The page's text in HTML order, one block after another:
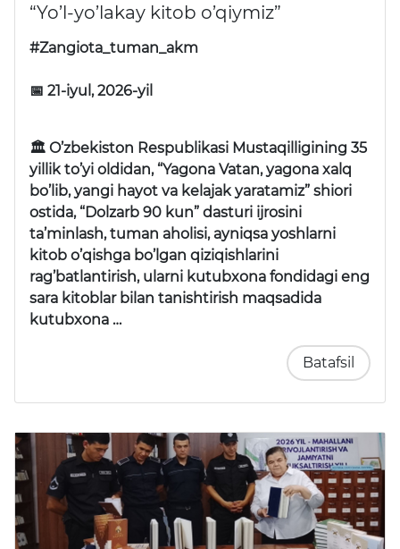
“Yo’l-yo’lakay kitob o’qiymiz”
#Zangiota_tuman_akm
📅 21-iyul, 2026-yil
🏛 O’zbekiston Respublikasi Mustaqilligining 35
yillik to’yi oldidan, “Yagona Vatan, yagona xalq
bo’lib, yangi hayot va kelajak yaratamiz” shiori
ostida, “Dolzarb 90 kun” dasturi ijrosini
ta’minlash, tuman aholisi, ayniqsa yoshlarni
kitob o’qishga bo’lgan qiziqishlarini
rag’batlantirish, ularni kutubxona fondidagi eng
sara kitoblar bilan tanishtirish maqsadida
kutubxona …
Batafsil